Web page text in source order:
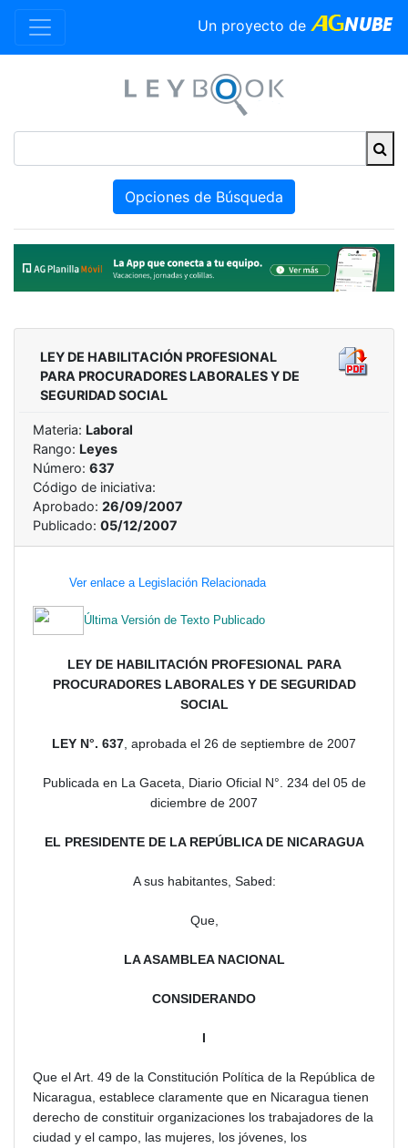
Un proyecto de
Opciones de Búsqueda
LEY DE HABILITACIÓN PROFESIONAL
PARA PROCURADORES LABORALES Y DE
SEGURIDAD SOCIAL
Materia: Laboral
Rango: Leyes
Número: 637
Código de iniciativa:
Aprobado: 26/09/2007
Publicado: 05/12/2007
Ver enlace a Legislación Relacionada
Última Versión de Texto Publicado
LEY DE HABILITACIÓN PROFESIONAL PARA
PROCURADORES LABORALES Y DE SEGURIDAD
SOCIAL
LEY N°. 637 , aprobada el 26 de septiembre de 2007
Publicada en La Gaceta, Diario Oficial N°. 234 del 05 de
diciembre de 2007
EL PRESIDENTE DE LA REPÚBLICA DE NICARAGUA
A sus habitantes, Sabed:
Que,
LA ASAMBLEA NACIONAL
CONSIDERANDO
I
Que el Art. 49 de la Constitución Política de la República de
Nicaragua, establece claramente que en Nicaragua tienen
derecho de constituir organizaciones los trabajadores de la
ciudad y el campo, las mujeres, los jóvenes, los